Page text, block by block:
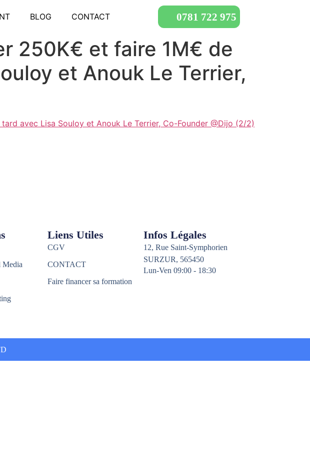
BLOG CONTACT 0781 722 975
250K€ et faire 1M€ de
et Anouk Le Terrier,
avec Lisa Souloy et Anouk Le Terrier, Co-Founder @Dijo (2/2)
Media
Liens Utiles
CGV
CONTACT
Faire financer sa formation
Infos Légales
12, Rue Saint-Symphorien
SURZUR, 565450
Lun-Ven 09:00 - 18:30